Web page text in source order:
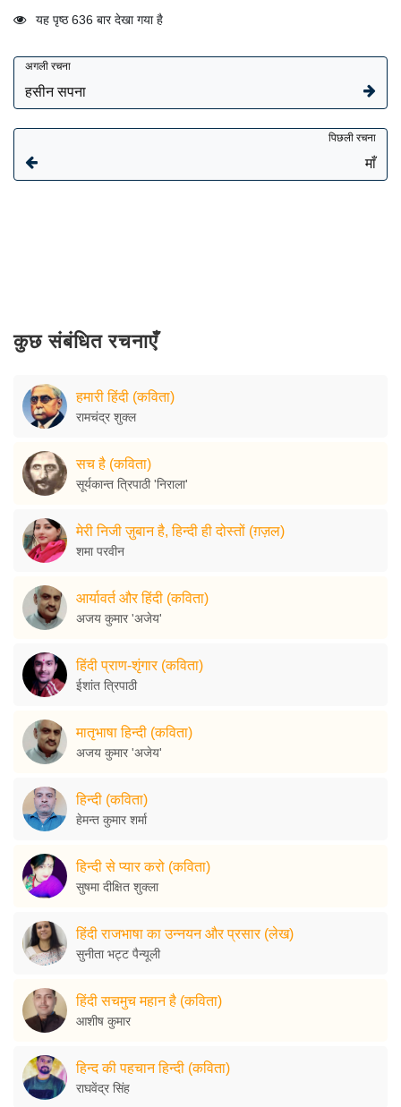
यह पृष्ठ 636 बार देखा गया है
अगली रचना
हसीन सपना
पिछली रचना
माँ
कुछ संबंधित रचनाएँ
हमारी हिंदी (कविता)
रामचंद्र शुक्ल
सच है (कविता)
सूर्यकान्त त्रिपाठी 'निराला'
मेरी निजी ज़ुबान है, हिन्दी ही दोस्तों (ग़ज़ल)
शमा परवीन
आर्यावर्त और हिंदी (कविता)
अजय कुमार 'अजेय'
हिंदी प्राण-शृंगार (कविता)
ईशांत त्रिपाठी
मातृभाषा हिन्दी (कविता)
अजय कुमार 'अजेय'
हिन्दी (कविता)
हेमन्त कुमार शर्मा
हिन्दी से प्यार करो (कविता)
सुषमा दीक्षित शुक्ला
हिंदी राजभाषा का उन्नयन और प्रसार (लेख)
सुनीता भट्ट पैन्यूली
हिंदी सचमुच महान है (कविता)
आशीष कुमार
हिन्द की पहचान हिन्दी (कविता)
राघवेंद्र सिंह